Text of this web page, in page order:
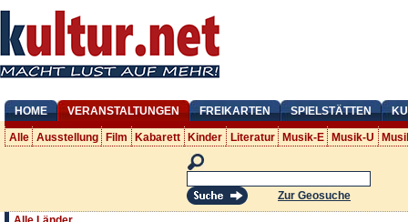
HOME VERANSTALTUNGEN FREIKARTEN SPIELSTÄTTEN
Alle Ausstellung Film Kabarett Kinder Literatur Musik-E Musik-U
Zur Geosuche